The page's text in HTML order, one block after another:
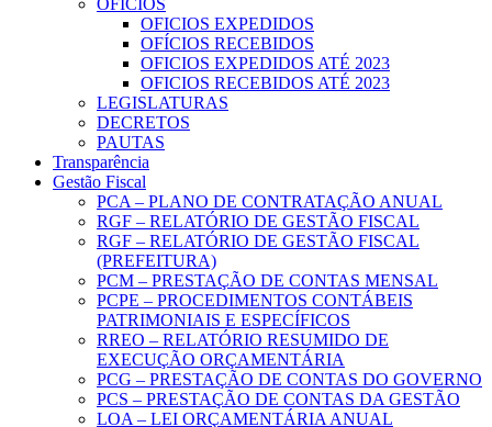
OFICIOS
OFICIOS EXPEDIDOS
OFÍCIOS RECEBIDOS
OFICIOS EXPEDIDOS ATÉ 2023
OFICIOS RECEBIDOS ATÉ 2023
LEGISLATURAS
DECRETOS
PAUTAS
Transparência
Gestão Fiscal
PCA – PLANO DE CONTRATAÇÃO ANUAL
RGF – RELATÓRIO DE GESTÃO FISCAL
RGF – RELATÓRIO DE GESTÃO FISCAL
(PREFEITURA)
PCM – PRESTAÇÃO DE CONTAS MENSAL
PCPE – PROCEDIMENTOS CONTÁBEIS
PATRIMONIAIS E ESPECÍFICOS
RREO – RELATÓRIO RESUMIDO DE
EXECUÇÃO ORÇAMENTÁRIA
PCG – PRESTAÇÃO DE CONTAS DO GOVERNO
PCS – PRESTAÇÃO DE CONTAS DA GESTÃO
LOA – LEI ORÇAMENTÁRIA ANUAL